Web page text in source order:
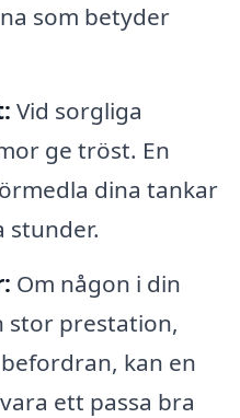
som betyder
Vid sorgliga
ge tröst. En
dina tankar
stunder.
Om någon i din
stor prestation,
kan en
ett passa bra